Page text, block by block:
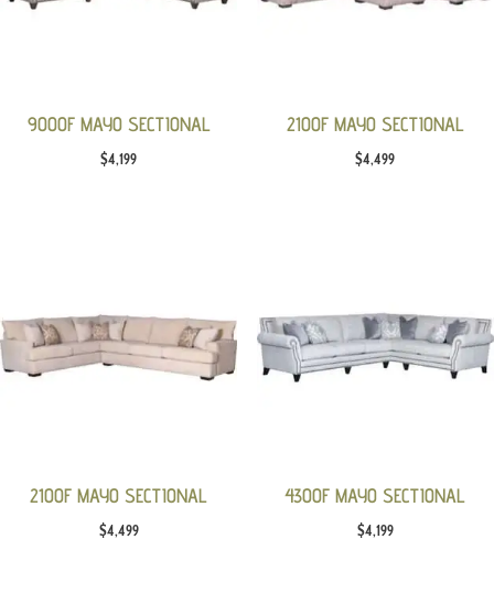
9000F MAYO SECTIONAL
$4,199
2100F MAYO SECTIONAL
$4,499
2100F MAYO SECTIONAL
$4,499
4300F MAYO SECTIONAL
$4,199